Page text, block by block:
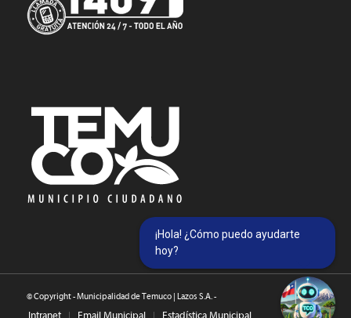
© Copyright - Municipalidad de Temuco | Lazos S.A. -
Intranet Email Municipal Estadística Municipal
¡Hola! ¿Cómo puedo ayudarte
hoy?